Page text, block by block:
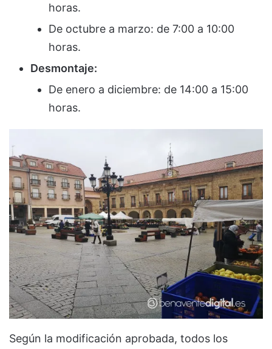
horas.
De octubre a marzo: de 7:00 a 10:00
horas.
Desmontaje:
De enero a diciembre: de 14:00 a 15:00
horas.
Según la modificación aprobada, todos los